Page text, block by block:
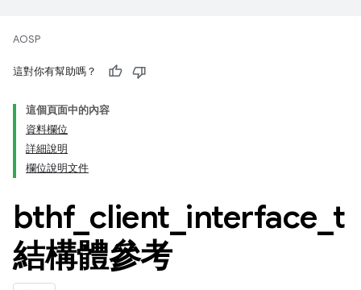
AOSP
這對你有幫助嗎？
這個頁面中的內容
資料欄位
詳細說明
欄位說明文件
bthf_ client interface t
結構體參考